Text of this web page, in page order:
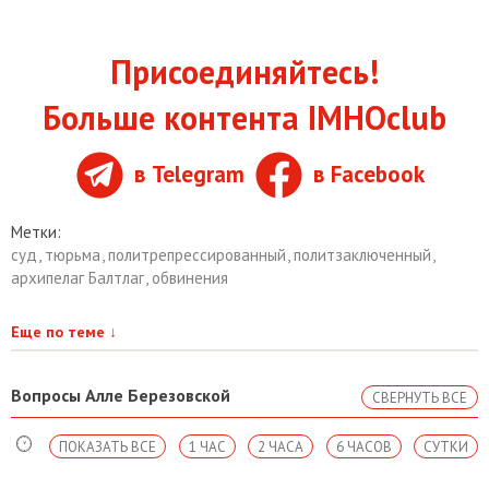
Присоединяйтесь!
Больше контента IMHOclub
в Telegram в Facebook
Метки:
суд тюрьма политрепрессированный политзаключенный
архипелаг Балтлаг обвинения
Еще по теме ↓
Вопросы Алле Березовской СВЕРНУТЬ ВСЕ
СУТКИ
6 ЧАСОВ
2 ЧАСА
1 ЧАС
ПОКАЗАТЬ ВСЕ